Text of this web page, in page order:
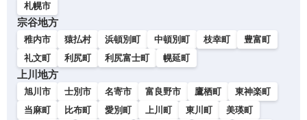
札幌市
宗谷地方
稚内市 猿払村 浜頓別町 中頓別町 枝幸町
豊富町
礼文町
利尻町 利尻富士町 幌延町
上川地方
旭川市 士別市 名寄市 富良野市 鷹栖町
東神楽町
当麻町
比布町 愛別町 上川町 東川町
美瑛町